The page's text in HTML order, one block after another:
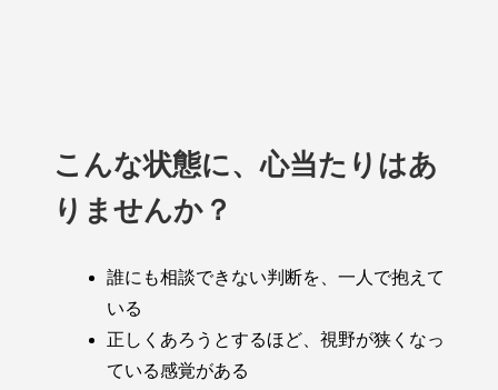
こんな状態に、心当たりはあ
りませんか？
誰にも相談できない判断を、一人で抱えて
いる
正しくあろうとするほど、視野が狭くなっ
ている感覚がある